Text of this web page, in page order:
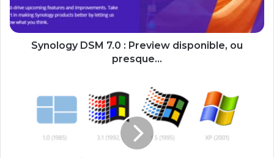
ou
presque...
Synology DSM 7.0 : Preview disponible, ou
presque...
retrouver
numéro